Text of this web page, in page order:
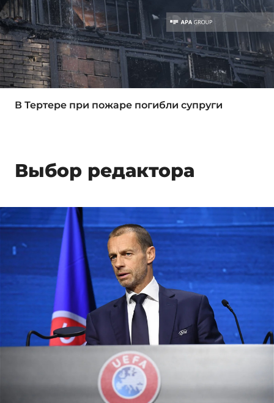
В Тертере при пожаре погибли супруги
Выбор редактора